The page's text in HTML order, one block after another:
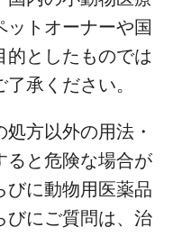
トオーナーや国
的としたものでは
承ください。
方以外の用法・
ると危険な場合が
びに動物用医薬品
びにご質問は、治